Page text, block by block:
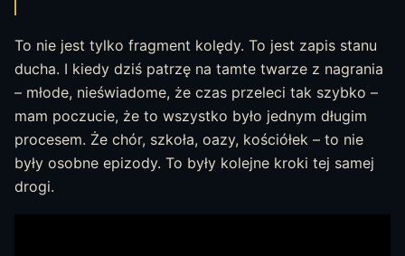
To nie jest tylko fragment kolędy. To jest zapis stanu
ducha. I kiedy dziś patrzę na tamte twarze z nagrania
– młode, nieświadome, że czas przeleci tak szybko –
mam poczucie, że to wszystko było jednym długim
procesem. Że chór, szkoła, oazy, kościółek – to nie
były osobne epizody. To były kolejne kroki tej samej
drogi.